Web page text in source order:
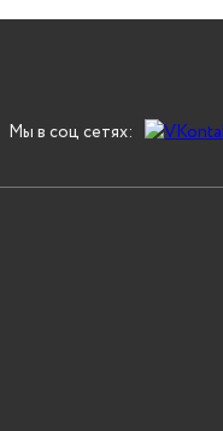
Мы в соц сетях: